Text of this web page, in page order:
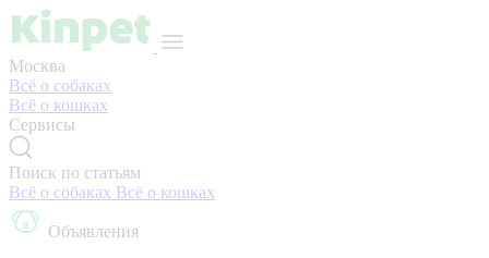
Москва
Всё о собаках
Всё о кошках
Сервисы
Поиск по статьям
Всё о собаках Всё о кошках
Объявления